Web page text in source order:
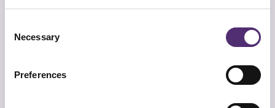
Selection
Necessary
Preferences
klachten en remote
werken via
SpecialistenNet